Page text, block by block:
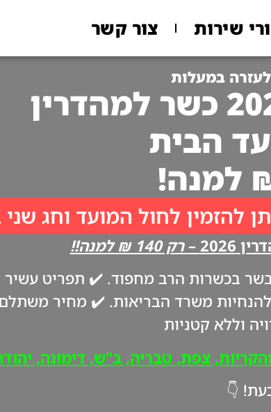
שירות צור קשר
במעלות
הבית
להזמין לחול המועד וחג
–
רק 140 ₪ למנה!!
בכשרות הרב מחפוד. ✔️ תפריט עשיר
וללא קטניות
צפת, טבריה, ב"ש, דימונה,
👇